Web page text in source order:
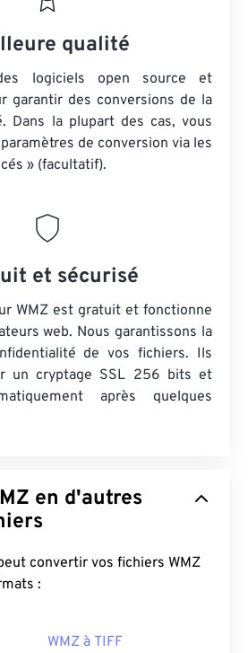
qualité
logiciels open source et
garantir des conversions de la
Dans la plupart des cas, vous
de conversion via les
» (facultatif).
et sécurisé
WMZ est gratuit et fonctionne
web. Nous garantissons la
de vos fichiers. Ils
un cryptage SSL 256 bits et
après quelques
convertir vos fichiers WMZ
:
WMZ à TIFF